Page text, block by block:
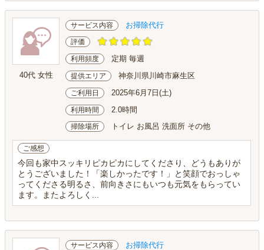
40代 女性
サービス内容 お掃除代行
評価
利用頻度 定期 毎週
提供エリア 神奈川県川崎市麻生区
ご利用日 2025年6月7日(土)
利用時間 2.0時間
掃除場所 トイレ お風呂 洗面所 その他
ご感想
今回も家中スッキリピカピカにしてくださり、どうもありが
とうございました！「楽しかったです！」と笑顔でおっしゃ
ってくださる明るさ、前向きさにもいつも元気をもらってい
ます。またよろしく...
サービス内容 お掃除代行